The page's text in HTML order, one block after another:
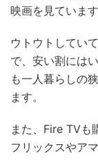
映画を見ています
ウトウトしてい
で、安い割には
も一人暮らしの
ます。
また、Fire TVも
フリックスやア